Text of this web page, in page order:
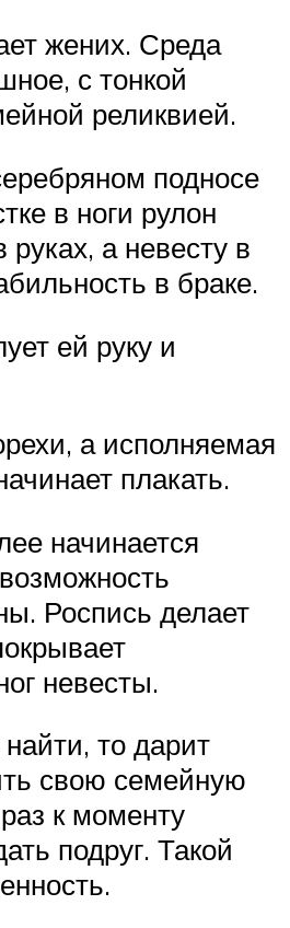
жених. Среда
с тонкой
реликвией.
подносе
в ноги рулон
а невесту в
в браке.
ей руку и
а исполняемая
плакать.
начинается
Роспись делает
невесты.
то дарит
свою семейную
к моменту
подруг. Такой